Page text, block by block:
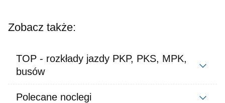
Zobacz także:
TOP - rozkłady jazdy PKP, PKS, MPK,
busów
Polecane noclegi